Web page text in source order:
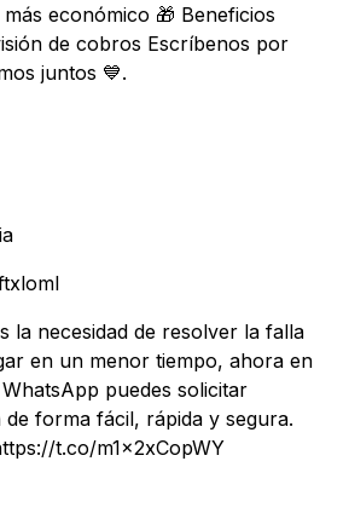
económico 🎁 Beneficios
de cobros Escríbenos por
juntos 💙.
la necesidad de resolver la falla
en un menor tiempo, ahora en
puedes solicitar
de forma fácil, rápida y segura.
t.co/m1x2xCopWY